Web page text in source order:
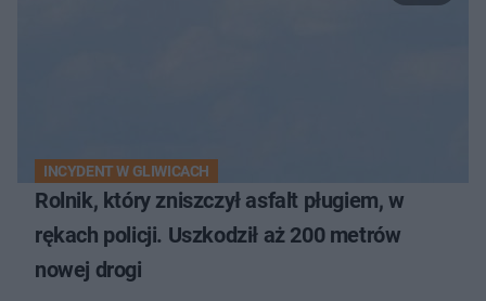
INCYDENT W GLIWICACH
Rolnik, który zniszczył asfalt pługiem, w
rękach policji. Uszkodził aż 200 metrów
nowej drogi